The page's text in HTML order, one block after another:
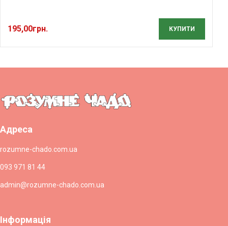
195,00грн. КУПИТИ
Адреса
rozumne-chado.com.ua
093 971 81 44
admin@rozumne-chado.com.ua
Інформація